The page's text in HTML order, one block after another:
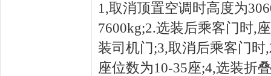
1,取消顶置空调时高度为
7600kg;2.选装后乘客门时,
装司机门;3,取消后乘客门
座位数为10-35座;4,选装折